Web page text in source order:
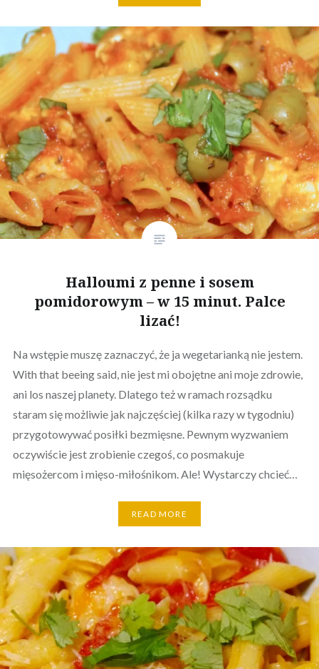
Halloumi z penne i sosem
pomidorowym – w 15 minut. Palce
lizać!
Na wstępie muszę zaznaczyć, że ja wegetarianką nie jestem.
With that beeing said, nie jest mi obojętne ani moje zdrowie,
ani los naszej planety. Dlatego też w ramach rozsądku
staram się możliwie jak najczęściej (kilka razy w tygodniu)
przygotowywać posiłki bezmięsne. Pewnym wyzwaniem
oczywiście jest zrobienie czegoś, co posmakuje
mięsożercom i mięso-miłośnikom. Ale! Wystarczy chcieć…
READ MORE